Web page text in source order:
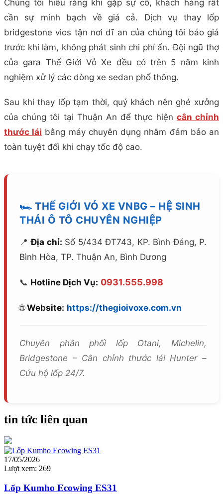
Chúng tôi hiểu rằng khi gặp sự cố, khách hàng rất
cần sự minh bạch về giá cả. Dịch vụ thay lốp
bridgestone vios tận nơi dĩ an của chúng tôi báo giá
trước khi làm, không phát sinh chi phí ẩn. Đội ngũ thợ
của gara Thế Giới Vỏ Xe đều có trên 5 năm kinh
nghiệm xử lý các dòng xe sedan phổ thông.
Sau khi thay lốp tạm thời, quý khách nên ghé xưởng
của chúng tôi tại Thuận An để thực hiện cân chỉnh
thước lái bằng máy chuyên dụng nhằm đảm bảo an
toàn tuyệt đối khi chạy tốc độ cao.
🏎️ THẾ GIỚI VỎ XE VNBG – HỆ SINH
THÁI Ô TÔ CHUYÊN NGHIỆP
📍Địa chỉ: Số 5/434 ĐT743, KP. Bình Đáng, P.
Bình Hòa, TP. Thuận An, Bình Dương
📞 Hotline Dịch Vụ: 0931.555.998
🌐Website: https://thegioivoxe.com.vn
Chuyên phân phối lốp Otani, Michelin,
Bridgestone – Cân chỉnh thước lái Hunter –
Cứu hộ lốp 24/7.
tin tức liên quan
17/05/2026
Lượt xem: 269
Lốp Kumho Ecowing ES31